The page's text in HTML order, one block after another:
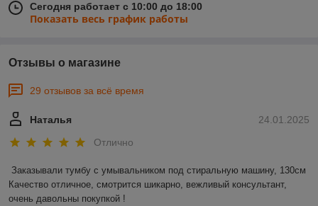
Сегодня работает с 10:00 до 18:00
Показать весь график работы
Отзывы о магазине
29 отзывов за всё время
24.01.2025
Наталья
Отлично
Заказывали тумбу с умывальником под стиральную машину, 130см
Качество отличное, смотрится шикарно, вежливый консультант,
очень давольны покупкой !